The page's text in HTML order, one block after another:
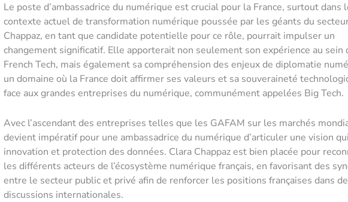
Le poste d’ambassadrice du numérique est crucial pour la France, surtout dans
contexte actuel de transformation numérique poussée par les géants du
Chappaz, en tant que candidate potentielle pour ce rôle, pourrait impulser un
changement significatif. Elle apporterait non seulement son expérience au sein
French Tech, mais également sa compréhension des enjeux de diplomatie
un domaine où la France doit affirmer ses valeurs et sa souveraineté
face aux grandes entreprises du numérique, communément appelées Big Tech.
Avec l’ascendant des entreprises telles que les GAFAM sur les marchés
devient impératif pour une ambassadrice du numérique d’articuler une vision
innovation et protection des données. Clara Chappaz est bien placée pour
les différents acteurs de l’écosystème numérique français, en favorisant des
entre le secteur public et privé afin de renforcer les positions françaises dans
discussions internationales.